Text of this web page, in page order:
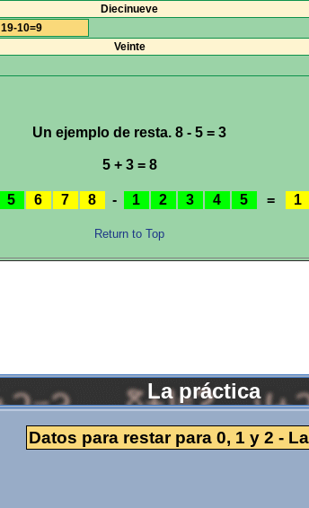
Diecinueve
19-10=9
Veinte
Un ejemplo de resta. 8 - 5 = 3
5 + 3 = 8
5 6 7 8 - 1 2 3 4 5 = 1
Return to Top
La práctica
Datos para restar para 0, 1 y 2 -